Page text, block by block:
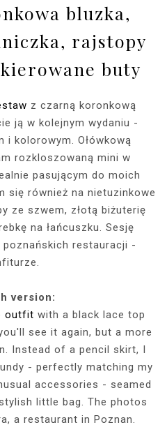
bluzka,
rajstopy
buty
z czarną koronkową
ją w kolejnym wydaniu -
i kolorowym. Ołówkową
rozkloszowaną mini w
pasującym do moich
się również na nietuzinkowe
ze szwem, złotą biżuterię
na łańcuszku. Sesję
poznańskich restauracji -
version:
outfit with a black lace top
see it again, but a more
Instead of a pencil skirt, I
- perfectly matching my
accessories - seamed
little bag. The photos
a restaurant in Poznan.